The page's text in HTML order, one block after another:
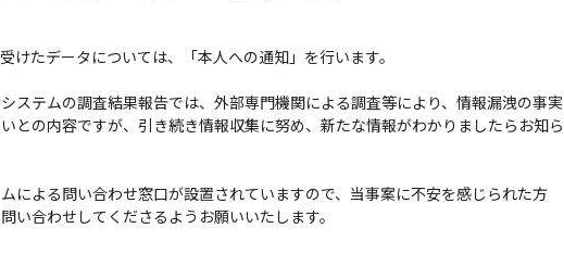
けたデータについては、「本人への通知」を行います。
ステムの調査結果報告では、外部専門機関による調査等により、情報漏洩の事実
との内容ですが、引き続き情報収集に努め、新たな情報がわかりましたらお知ら
による問い合わせ窓口が設置されていますので、当事案に不安を感じられた方
い合わせしてくださるようお願いいたします。